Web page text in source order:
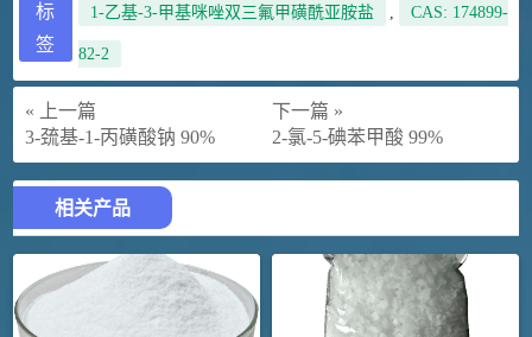
标
签
1-乙基-3-甲基咪唑双三氟甲磺酰亚胺盐 , CAS: 174899-
82-2
« 上一篇
3-巯基-1-丙磺酸钠 90%
下一篇 »
2-氯-5-碘苯甲酸 99%
相关产品